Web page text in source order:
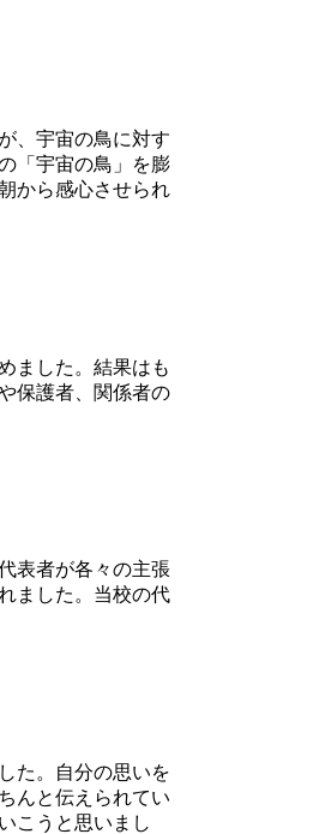
、宇宙の鳥に対す
「宇宙の鳥」を膨
から感心させられ
ました。結果はも
保護者、関係者の
表者が各々の主張
ました。当校の代
た。自分の思いを
んと伝えられてい
こうと思いまし